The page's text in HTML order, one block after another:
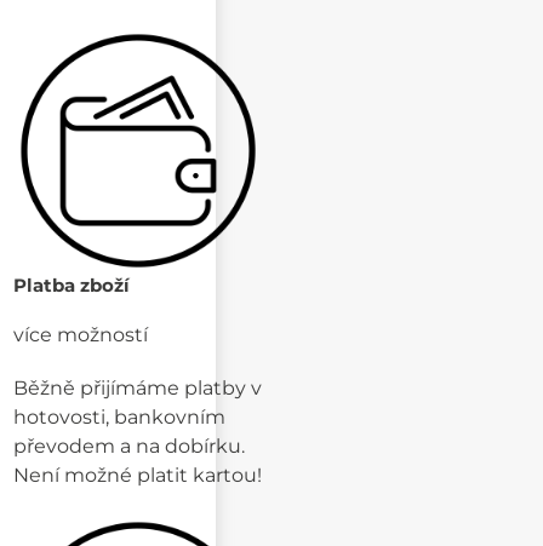
Platba zboží
více možností
Běžně přijímáme platby v
hotovosti, bankovním
převodem a na dobírku.
Není možné platit kartou!